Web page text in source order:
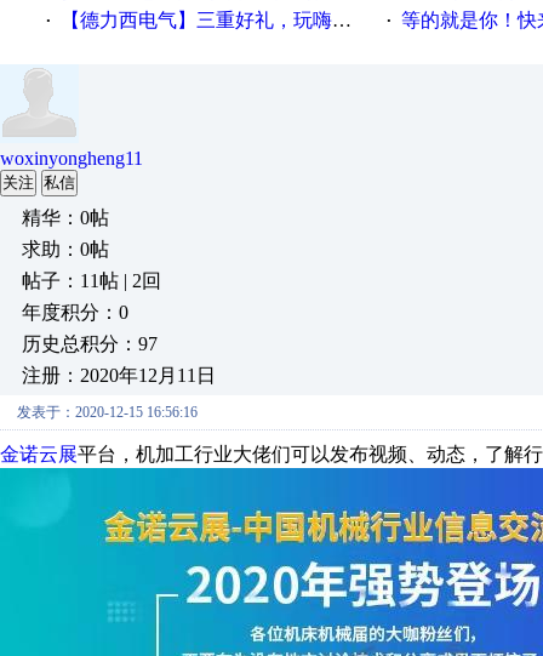
· 【德力西电气】三重好礼，玩嗨夏日！ · 等的就是你！快来
woxinyongheng11
关注 私信
精华：0帖
求助：0帖
帖子：11帖 | 2回
年度积分：0
历史总积分：97
注册：2020年12月11日
发表于：2020-12-15 16:56:16
金诺云展平台，机加工行业大佬们可以发布视频、动态，了解